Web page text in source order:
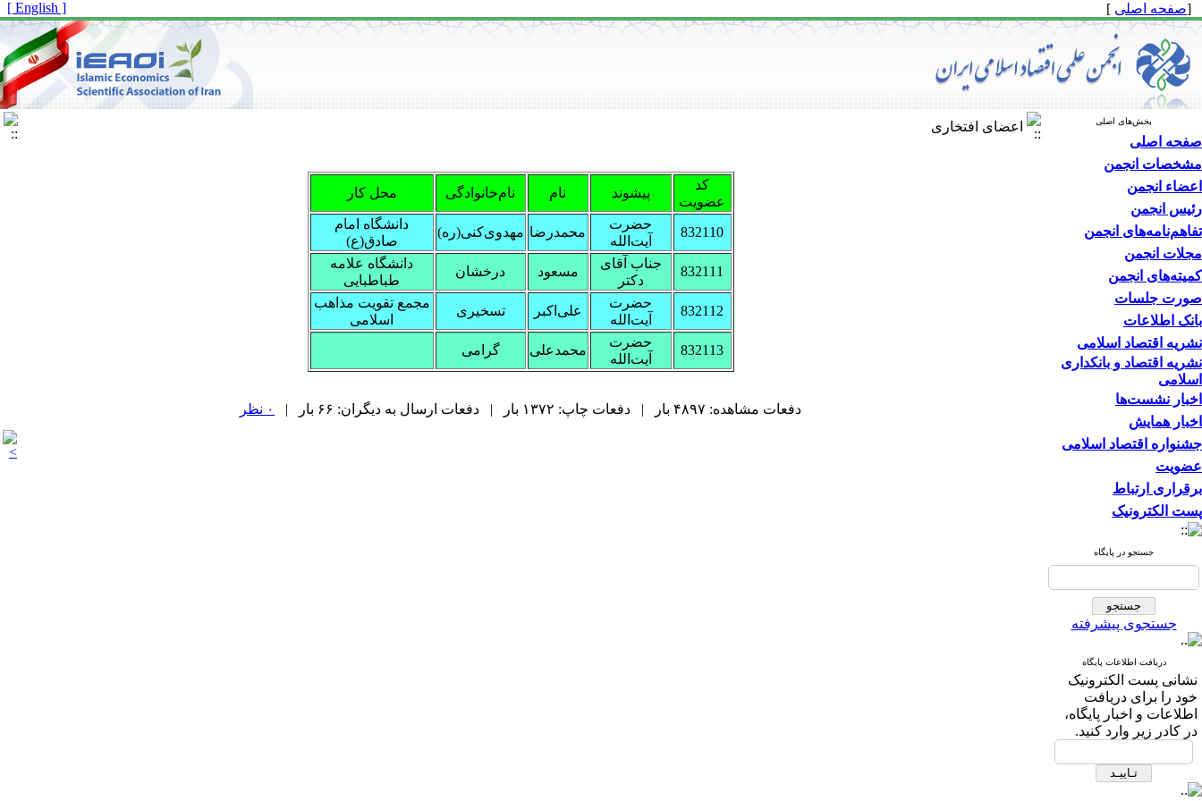
[صفحه اصلی ]
[ English ]
بخش‌های اصلی
صفحه اصلی
مشخصات انجمن
اعضاء انجمن
رئیس انجمن
تفاهم‌نامه‌های انجمن
مجلات انجمن
کمیته‌های انجمن
صورت جلسات
بانک اطلاعات
نشریه اقتصاد اسلامی
نشریه اقتصاد و بانکداری
اسلامی
اخبار نشست‌ها
اخبار همایش
جشنواره اقتصاد اسلامی
عضویت
برقراری ارتباط
پست الکترونیک
جستجو در پایگاه
جستجوی پیشرفته
دریافت اطلاعات پایگاه
نشانی پست الکترونیک
خود را برای دریافت
اطلاعات و اخبار پایگاه،
در کادر زیر وارد کنید.
اعضای افتخاری
کد
عضویت
پیشوند نام نام‌خانوادگی محل کار
832110
حضرت
آیت‌الله
محمدرضا مهدوی‌کنی(ره)
دانشگاه امام
صادق(ع)
832111
جناب آقای
دکتر
مسعود درخشان
دانشگاه علامه
طباطبایی
832112
حضرت
آیت‌الله
علی‌اکبر تسخیری
مجمع تقویت مذاهب
اسلامی
832113
حضرت
آیت‌الله
محمدعلی گرامی
دفعات مشاهده: ۴۸۹۷ بار | دفعات چاپ: ۱۳۷۲ بار | دفعات ارسال به دیگران: ۶۶ بار | ۰ نظر